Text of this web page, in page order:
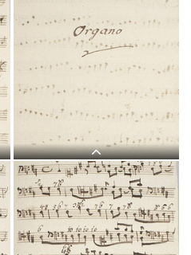
L 5, G.J. Werner, Sub tuum
praesidium, Violone-1.jpg